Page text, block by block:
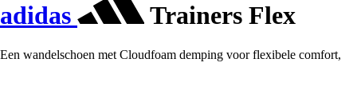
adidas Trainers Flex
Een wandelschoen met Cloudfoam demping voor flexibele comfort,